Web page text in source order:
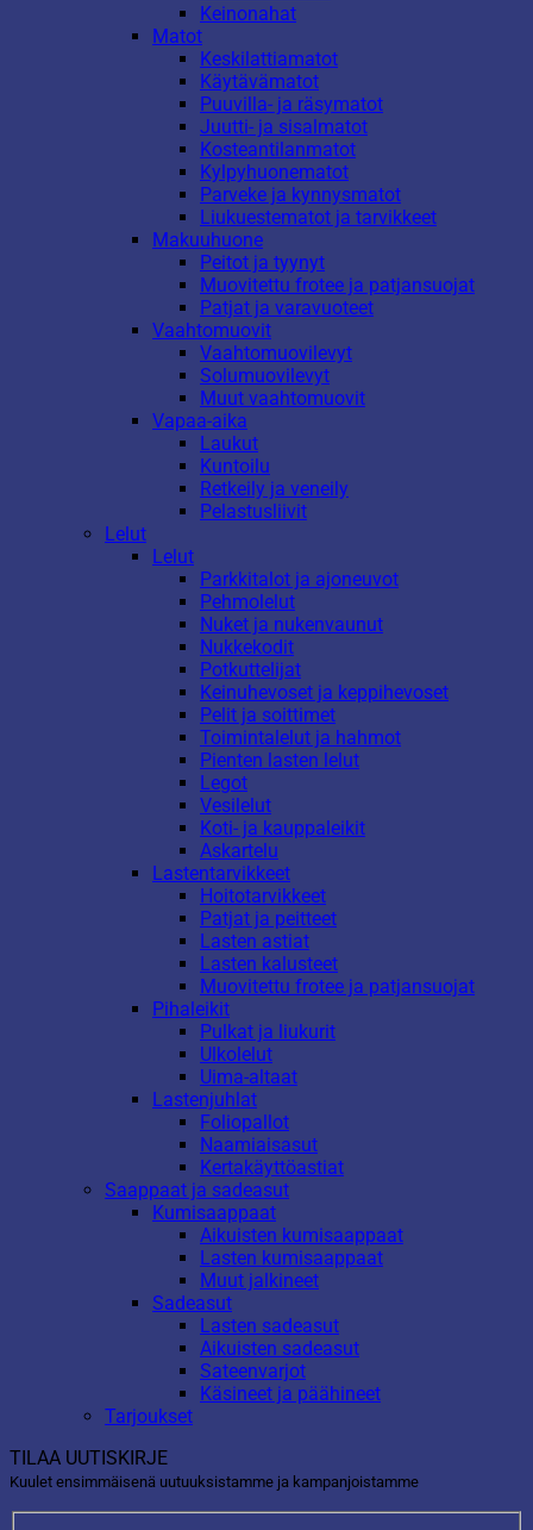
Keinonahat
Matot
Keskilattiamatot
Käytävämatot
Puuvilla- ja räsymatot
Juutti- ja sisalmatot
Kosteantilanmatot
Kylpyhuonematot
Parveke ja kynnysmatot
Liukuestematot ja tarvikkeet
Makuuhuone
Peitot ja tyynyt
Muovitettu frotee ja patjansuojat
Patjat ja varavuoteet
Vaahtomuovit
Vaahtomuovilevyt
Solumuovilevyt
Muut vaahtomuovit
Vapaa-aika
Laukut
Kuntoilu
Retkeily ja veneily
Pelastusliivit
Lelut
Lelut
Parkkitalot ja ajoneuvot
Pehmolelut
Nuket ja nukenvaunut
Nukkekodit
Potkuttelijat
Keinuhevoset ja keppihevoset
Pelit ja soittimet
Toimintalelut ja hahmot
Pienten lasten lelut
Legot
Vesilelut
Koti- ja kauppaleikit
Askartelu
Lastentarvikkeet
Hoitotarvikkeet
Patjat ja peitteet
Lasten astiat
Lasten kalusteet
Muovitettu frotee ja patjansuojat
Pihaleikit
Pulkat ja liukurit
Ulkolelut
Uima-altaat
Lastenjuhlat
Foliopallot
Naamiaisasut
Kertakäyttöastiat
Saappaat ja sadeasut
Kumisaappaat
Aikuisten kumisaappaat
Lasten kumisaappaat
Muut jalkineet
Sadeasut
Lasten sadeasut
Aikuisten sadeasut
Sateenvarjot
Käsineet ja päähineet
Tarjoukset
TILAA UUTISKIRJE
Kuulet ensimmäisenä uutuuksistamme ja kampanjoistamme